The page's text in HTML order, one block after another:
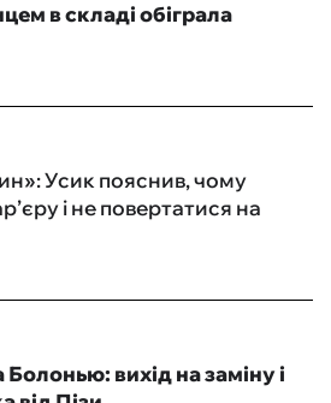
в складі обіграла
Усик пояснив, чому
і не повертатися на
вихід на заміну і